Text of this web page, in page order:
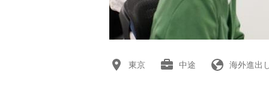
東京 中途 海外進出